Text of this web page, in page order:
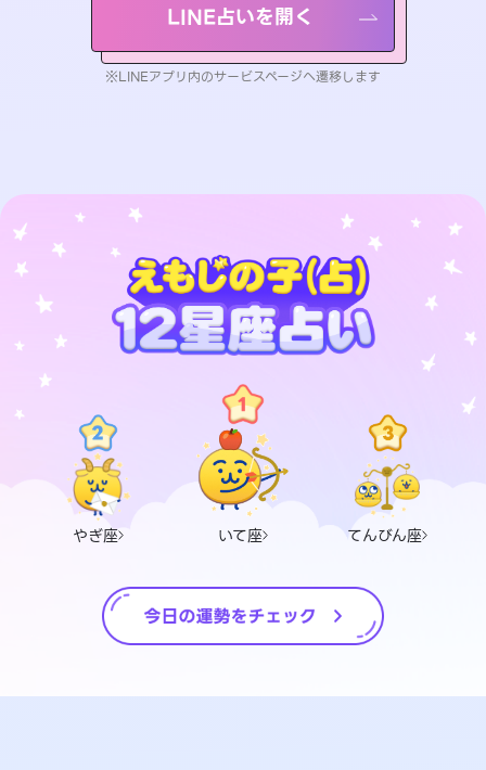
LINE占いを開く
※LINEアプリ内のサービスページへ遷移します
やぎ座 いて座 てんびん座